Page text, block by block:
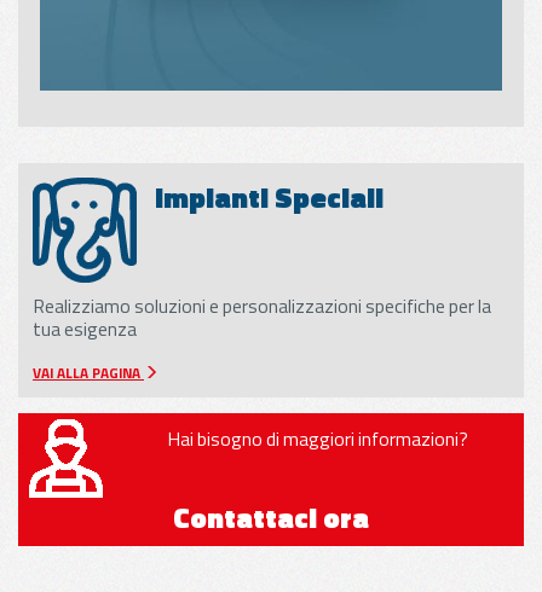
Impianti Speciali
Realizziamo soluzioni e personalizzazioni specifiche per la
tua esigenza
VAI ALLA PAGINA
Hai bisogno di maggiori informazioni?
Contattaci ora